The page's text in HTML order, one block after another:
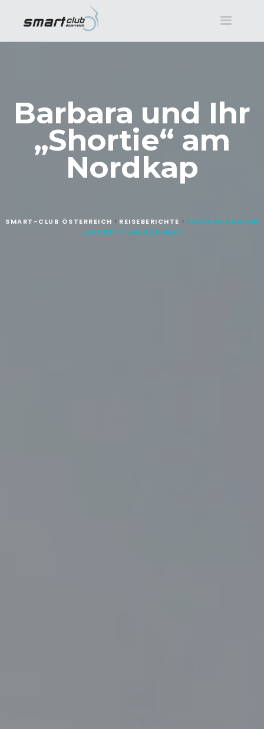
Toggle
Barbara und Ihr
„Shortie“ am
Nordkap
SMART-CLUB ÖSTERREICH > REISEBERICHTE > BARBARA UND IHR
„SHORTIE“ AM NORDKAP